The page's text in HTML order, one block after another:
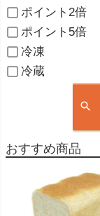
ポイント2倍
ポイント5倍
冷凍
冷蔵
おすすめ商品